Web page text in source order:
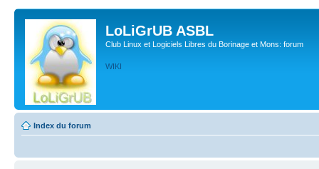
LoLiGrUB ASBL
Club Linux et Logiciels Libres du Borinage et Mons: forum
WIKI
Index du forum